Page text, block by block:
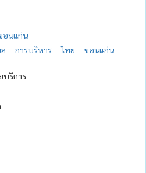
อนแก่น
--การบริหาร--ไทย --ขอนแก่น
บริการ